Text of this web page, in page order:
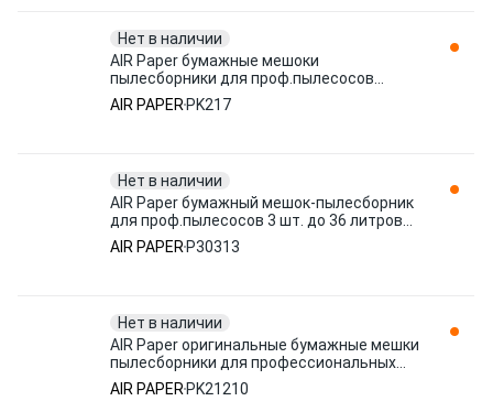
Нет в наличии
AIR Paper бумажные мешоки
пылесборники для проф.пылесосов
KARCHER 5 штук до 22 PK217
AIR PAPER PK217
Нет в наличии
AIR Paper бумажный мешок-пылесборник
для проф.пылесосов 3 шт. до 36 литров
P-30 P30313
AIR PAPER P30313
Нет в наличии
AIR Paper оригинальные бумажные мешки
пылесборники для профессиональных
пылесос PK21210
AIR PAPER PK21210